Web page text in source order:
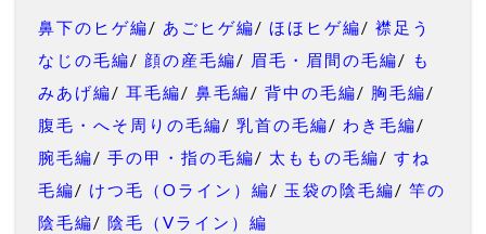
鼻下のヒゲ編/ あごヒゲ編/ ほほヒゲ編/ 襟足う
なじの毛編/ 顔の産毛編/ 眉毛・眉間の毛編/ も
みあげ編/ 耳毛編/ 鼻毛編/ 背中の毛編/ 胸毛編/
腹毛・へそ周りの毛編/ 乳首の毛編/ わき毛編/
腕毛編/ 手の甲・指の毛編/ 太ももの毛編/ すね
毛編/ けつ毛（Oライン）編/ 玉袋の陰毛編/ 竿の
陰毛編/ 陰毛（Vライン）編